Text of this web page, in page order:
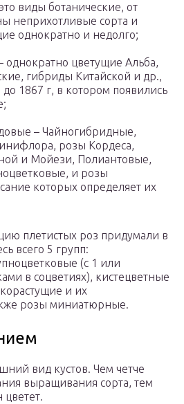
виды ботанические, от
неприхотливые сорта и
однократно и недолго;
однократно цветущие Альба,
гибриды Китайской и др.,
1867 г, в котором появились
– Чайногибридные,
розы Кордеса,
и Мойези, Полиантовые,
и розы
которых определяет их
плетистых роз придумали в
всего 5 групп:
(с 1 или
в соцветиях), кистецветные
и их
розы миниатюрные.
вид кустов. Чем четче
выращивания сорта, тем
цветет.